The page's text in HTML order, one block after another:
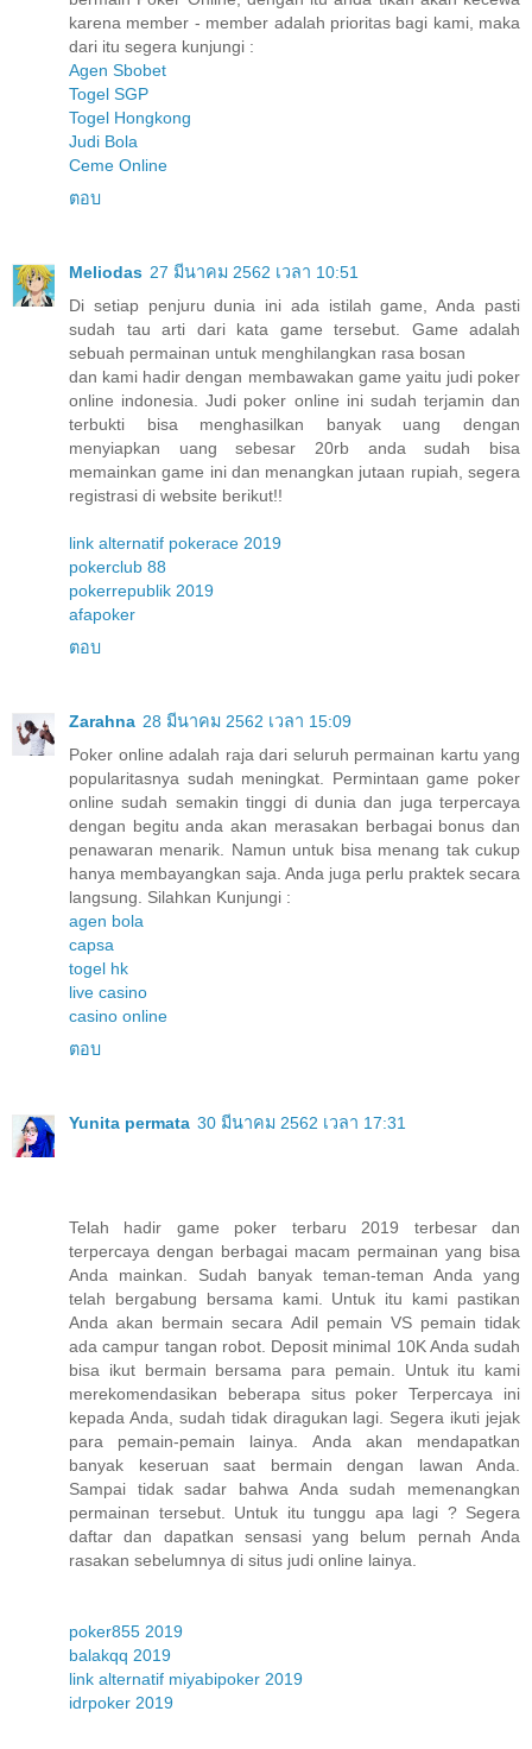
karena member - member adalah prioritas bagi kami, maka
dari itu segera kunjungi :
Agen Sbobet
Togel SGP
Togel Hongkong
Judi Bola
Ceme Online
ตอบ
Meliodas 27 มีนาคม 2562 เวลา 10:51
Di setiap penjuru dunia ini ada istilah game, Anda pasti
sudah tau arti dari kata game tersebut. Game adalah
sebuah permainan untuk menghilangkan rasa bosan
dan kami hadir dengan membawakan game yaitu judi poker
online indonesia. Judi poker online ini sudah terjamin dan
terbukti bisa menghasilkan banyak uang dengan
menyiapkan uang sebesar 20rb anda sudah bisa
memainkan game ini dan menangkan jutaan rupiah, segera
registrasi di website berikut!!
link alternatif pokerace 2019
pokerclub 88
pokerrepublik 2019
afapoker
ตอบ
Zarahna 28 มีนาคม 2562 เวลา 15:09
Poker online adalah raja dari seluruh permainan kartu yang
popularitasnya sudah meningkat. Permintaan game poker
online sudah semakin tinggi di dunia dan juga terpercaya
dengan begitu anda akan merasakan berbagai bonus dan
penawaran menarik. Namun untuk bisa menang tak cukup
hanya membayangkan saja. Anda juga perlu praktek secara
langsung. Silahkan Kunjungi :
agen bola
capsa
togel hk
live casino
casino online
ตอบ
Yunita permata 30 มีนาคม 2562 เวลา 17:31
Telah hadir game poker terbaru 2019 terbesar dan
terpercaya dengan berbagai macam permainan yang bisa
Anda mainkan. Sudah banyak teman-teman Anda yang
telah bergabung bersama kami. Untuk itu kami pastikan
Anda akan bermain secara Adil pemain VS pemain tidak
ada campur tangan robot. Deposit minimal 10K Anda sudah
bisa ikut bermain bersama para pemain. Untuk itu kami
merekomendasikan beberapa situs poker Terpercaya ini
kepada Anda, sudah tidak diragukan lagi. Segera ikuti jejak
para pemain-pemain lainya. Anda akan mendapatkan
banyak keseruan saat bermain dengan lawan Anda.
Sampai tidak sadar bahwa Anda sudah memenangkan
permainan tersebut. Untuk itu tunggu apa lagi ? Segera
daftar dan dapatkan sensasi yang belum pernah Anda
rasakan sebelumnya di situs judi online lainya.
poker855 2019
balakqq 2019
link alternatif miyabipoker 2019
idrpoker 2019